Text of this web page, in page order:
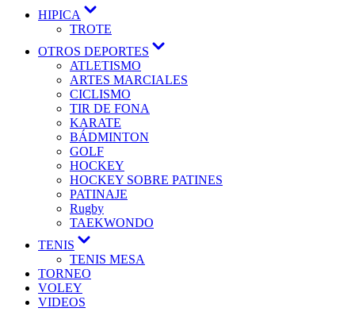
HIPICA
TROTE
OTROS DEPORTES
ATLETISMO
ARTES MARCIALES
CICLISMO
TIR DE FONA
KARATE
BÁDMINTON
GOLF
HOCKEY
HOCKEY SOBRE PATINES
PATINAJE
Rugby
TAEKWONDO
TENIS
TENIS MESA
TORNEO
VOLEY
VIDEOS